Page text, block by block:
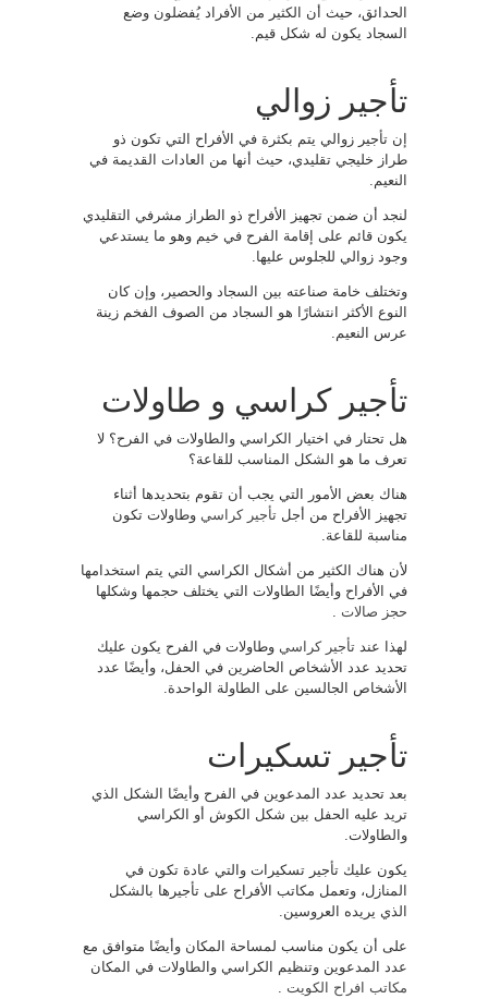
الحدائق، حيث أن الكثير من الأفراد يُفضلون وضع
السجاد يكون له شكل قيم.
تأجير زوالي
إن تأجير زوالي يتم بكثرة في الأفراح التي تكون ذو
طراز خليجي تقليدي، حيث أنها من العادات القديمة في
النعيم.
لنجد أن ضمن تجهيز الأفراح ذو الطراز مشرفي التقليدي
يكون قائم على إقامة الفرح في خيم وهو ما يستدعي
وجود زوالي للجلوس عليها.
وتختلف خامة صناعته بين السجاد والحصير، وإن كان
النوع الأكثر انتشارًا هو السجاد من الصوف الفخم زينة
عرس النعيم.
تأجير كراسي و طاولات
هل تحتار في اختيار الكراسي والطاولات في الفرح؟ لا
تعرف ما هو الشكل المناسب للقاعة؟
هناك بعض الأمور التي يجب أن تقوم بتحديدها أثناء
تجهيز الأفراح من أجل تأجير كراسي وطاولات تكون
مناسبة للقاعة.
لأن هناك الكثير من أشكال الكراسي التي يتم استخدامها
في الأفراح وأيضًا الطاولات التي يختلف حجمها وشكلها
حجز صالات
لهذا عند تأجير كراسي وطاولات في الفرح يكون عليك
تحديد عدد الأشخاص الحاضرين في الحفل، وأيضًا عدد
الأشخاص الجالسين على الطاولة الواحدة.
تأجير تسكيرات
بعد تحديد عدد المدعوين في الفرح وأيضًا الشكل الذي
تريد عليه الحفل بين شكل الكوش أو الكراسي
والطاولات.
يكون عليك تأجير تسكيرات والتي عادة تكون في
المنازل، وتعمل مكاتب الأفراح على تأجيرها بالشكل
الذي يريده العروسين.
على أن يكون مناسب لمساحة المكان وأيضًا متوافق مع
عدد المدعوين وتنظيم الكراسي والطاولات في المكان
مكاتب افراح الكويت